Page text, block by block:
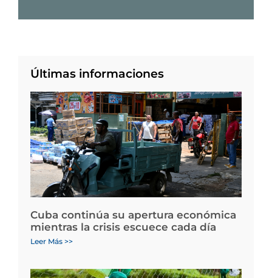
Últimas informaciones
Cuba continúa su apertura económica
mientras la crisis escuece cada día
Leer Más >>